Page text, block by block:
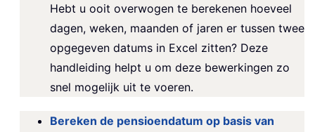
Hebt u ooit overwogen te berekenen hoeveel
dagen, weken, maanden of jaren er tussen twee
opgegeven datums in Excel zitten? Deze
handleiding helpt u om deze bewerkingen zo
snel mogelijk uit te voeren.
Bereken de pensioendatum op basis van